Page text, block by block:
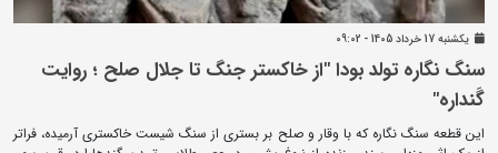
يکشنبه 17 خرداد 1405 - 09:02
سنگ نگاره تولد بودا "از خاکستر جنگ تا جلال صلح ؛ روایت
گَنداره"
این قطعه سنگ ‌نگاره که با وقار و صلح بر بستری از سنگ شیست خاکستری آرمیده، فراتر